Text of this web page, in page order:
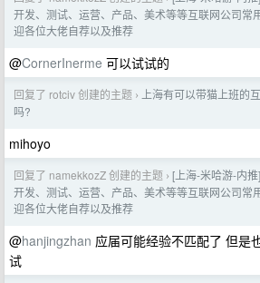
开发、测试、运营、产品、美术等等互联网公司常
迎各位大佬自荐以及推荐
@CornerInerme 可以试试的
回复了 rotciv 创建的主题 ›
上海有可以带猫上班的
吗?
mihoyo
回复了 namekkozZ 创建的主题 › [上海-米哈游-内
开发、测试、运营、产品、美术等等互联网公司常
迎各位大佬自荐以及推荐
@hanjingzhan 应届可能经验不匹配了 但是
试